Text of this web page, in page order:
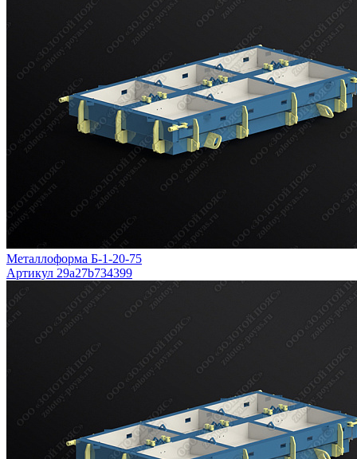
Металлоформа Б-1-20-75
Артикул 29a27b734399